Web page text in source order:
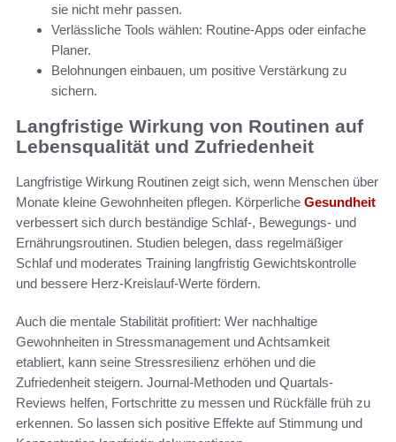
sie nicht mehr passen.
Verlässliche Tools wählen: Routine-Apps oder einfache
Planer.
Belohnungen einbauen, um positive Verstärkung zu
sichern.
Langfristige Wirkung von Routinen auf
Lebensqualität und Zufriedenheit
Langfristige Wirkung Routinen zeigt sich, wenn Menschen über
Monate kleine Gewohnheiten pflegen. Körperliche Gesundheit
verbessert sich durch beständige Schlaf-, Bewegungs- und
Ernährungsroutinen. Studien belegen, dass regelmäßiger
Schlaf und moderates Training langfristig Gewichtskontrolle
und bessere Herz-Kreislauf-Werte fördern.
Auch die mentale Stabilität profitiert: Wer nachhaltige
Gewohnheiten in Stressmanagement und Achtsamkeit
etabliert, kann seine Stressresilienz erhöhen und die
Zufriedenheit steigern. Journal-Methoden und Quartals-
Reviews helfen, Fortschritte zu messen und Rückfälle früh zu
erkennen. So lassen sich positive Effekte auf Stimmung und